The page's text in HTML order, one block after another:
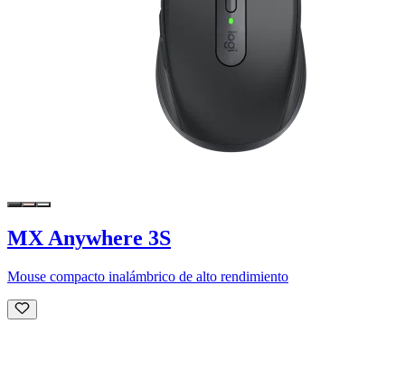
MX Anywhere 3S
Mouse compacto inalámbrico de alto rendimiento